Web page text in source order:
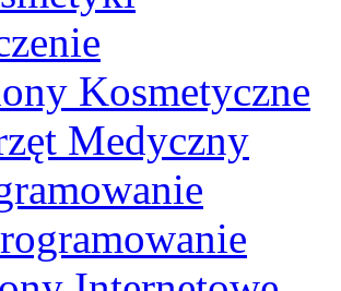
Kosmetyczne
Medyczny